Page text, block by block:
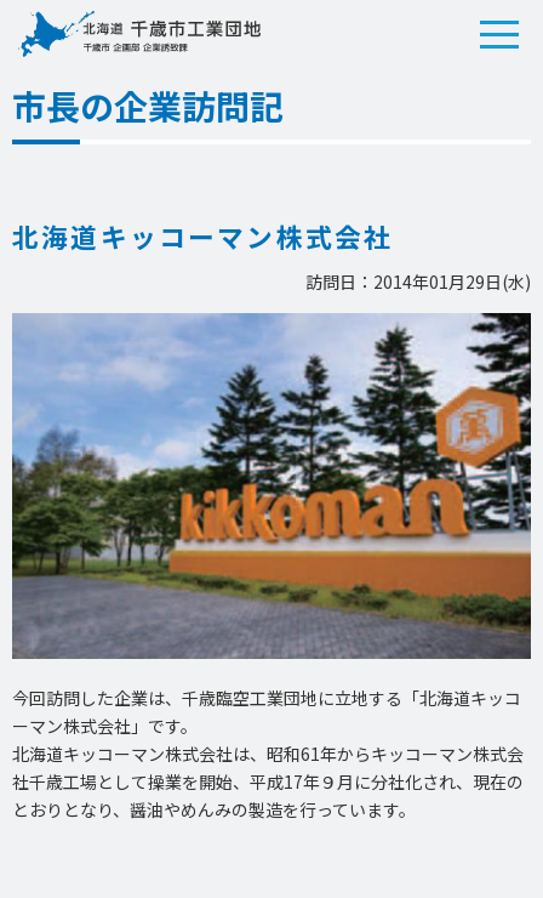
市長の企業訪問記
北海道キッコーマン株式会社
訪問日：2014年01月29日(水)
今回訪問した企業は、千歳臨空工業団地に立地する「北海道キッコ
ーマン株式会社」です。
北海道キッコーマン株式会社は、昭和61年からキッコーマン株式会
社千歳工場として操業を開始、平成17年９月に分社化され、現在の
とおりとなり、醤油やめんみの製造を行っています。